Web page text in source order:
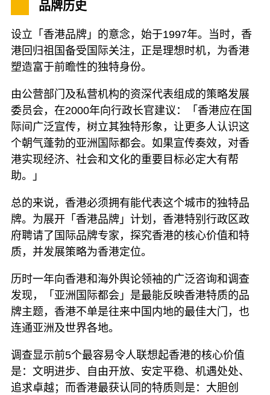
品牌历史
设立「香港品牌」的意念，始于1997年。当时，香
港回归祖国备受国际关注，正是理想时机，为香港
塑造富于前瞻性的独特身份。
由公营部门及私营机构的资深代表组成的策略发展
委员会，在2000年向行政长官建议：「香港应在国
际间广泛宣传，树立其独特形象，让更多人认识这
个朝气蓬勃的亚洲国际都会。如果宣传奏效，对香
港实现经济、社会和文化的重要目标必定大有帮
助。」
总的来说，香港必须拥有能代表这个城市的独特品
牌。为展开「香港品牌」计划，香港特别行政区政
府聘请了国际品牌专家，探究香港的核心价值和特
质，并发展策略为香港定位。
历时一年向香港和海外舆论领袖的广泛咨询和调查
发现，「亚洲国际都会」是最能反映香港特质的品
牌主题，香港不单是往来中国内地的最佳大门，也
连通亚洲及世界各地。
调查显示前5个最容易令人联想起香港的核心价值
是：文明进步、自由开放、安定平稳、机遇处处、
追求卓越；而香港最获认同的特质则是：大胆创